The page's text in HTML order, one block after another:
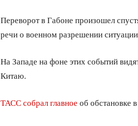
Переворот в Габоне произошел
речи о военном разрешении
На Западе на фоне этих событий
Китаю.
ТАСС собрал главное об обстановке